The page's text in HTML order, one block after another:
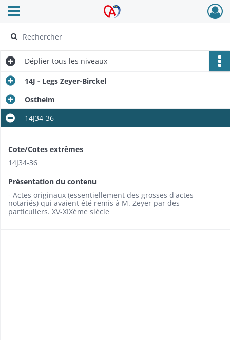
Archives Alsace - Colmar
Ouvrir le menu déroulant
Déplier tous les niveaux
14J - Legs Zeyer-Birckel
Ostheim
14J34-36
Cote/Cotes extrêmes
14J34-36
Présentation du contenu
- Actes originaux (essentiellement des grosses d'actes
notariés) qui avaient été remis à M. Zeyer par des
particuliers. XV-XIXème siècle